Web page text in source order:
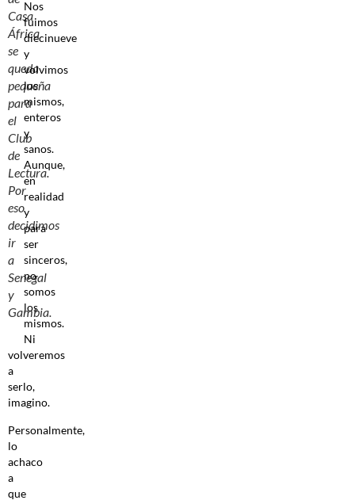
Casa
África
se
queda
pequeña
para
el
Club
de
Lectura.
Por
eso
decidimos
ir
a
Senegal
y
Gambia.
Nos
fuimos
diecinueve
y
volvimos
los
mismos,
enteros
y
sanos.
Aunque,
en
realidad
y
para
ser
sinceros,
no
somos
los
mismos.
Ni
volveremos
a
serlo,
imagino.
Personalmente,
lo
achaco
a
que